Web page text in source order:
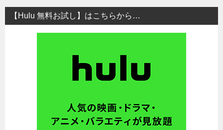
【Hulu 無料お試し】はこちらから…